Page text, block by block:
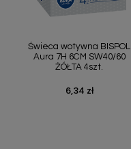
Świeca wotywna BISPOL
Aura 7H 6CM SW40/60
ŻÓŁTA 4szt.
Cena
6,34 zł